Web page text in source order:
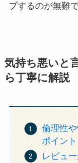
プするのが無難で
気持ち悪いと
ら丁寧に解説
倫理性
ポイン
レビュ